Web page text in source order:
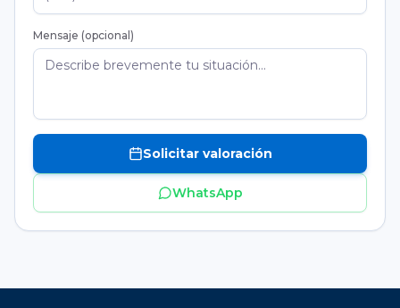
Mensaje (opcional)
Solicitar valoración
WhatsApp